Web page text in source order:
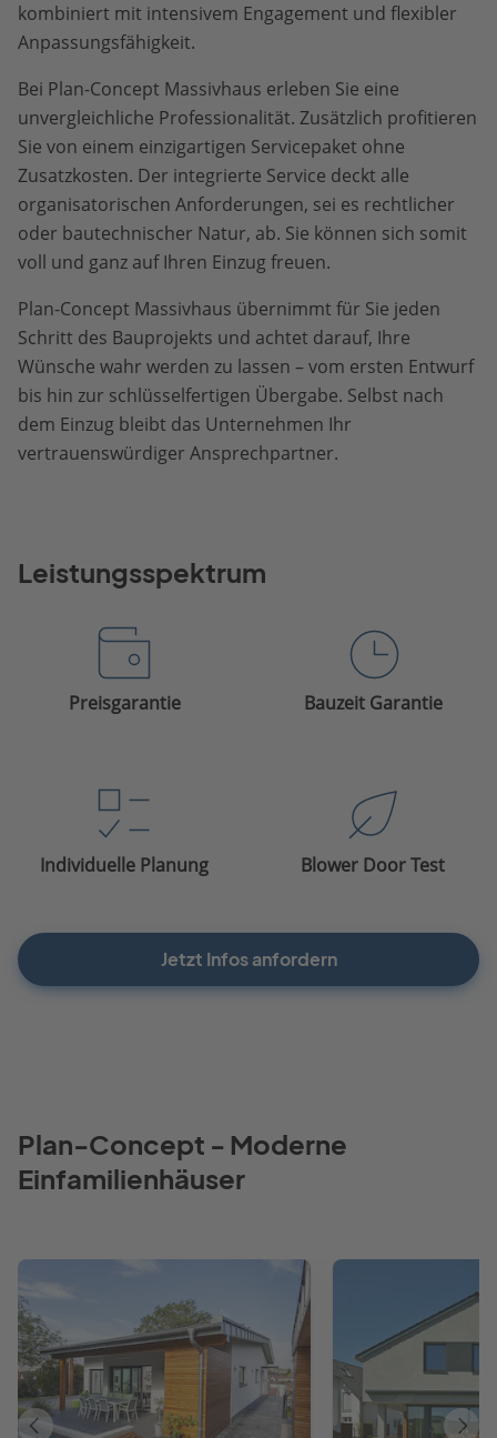
kombiniert mit intensivem Engagement und flexibler
Anpassungsfähigkeit.
Bei Plan-Concept Massivhaus erleben Sie eine
unvergleichliche Professionalität. Zusätzlich profitieren
Sie von einem einzigartigen Servicepaket ohne
Zusatzkosten. Der integrierte Service deckt alle
organisatorischen Anforderungen, sei es rechtlicher
oder bautechnischer Natur, ab. Sie können sich somit
voll und ganz auf Ihren Einzug freuen.
Plan-Concept Massivhaus übernimmt für Sie jeden
Schritt des Bauprojekts und achtet darauf, Ihre
Wünsche wahr werden zu lassen – vom ersten Entwurf
bis hin zur schlüsselfertigen Übergabe. Selbst nach
dem Einzug bleibt das Unternehmen Ihr
vertrauenswürdiger Ansprechpartner.
Leistungsspektrum
Preisgarantie Bauzeit Garantie
Individuelle Planung Blower Door Test
Jetzt Infos anfordern
Plan-Concept - Moderne
Einfamilienhäuser